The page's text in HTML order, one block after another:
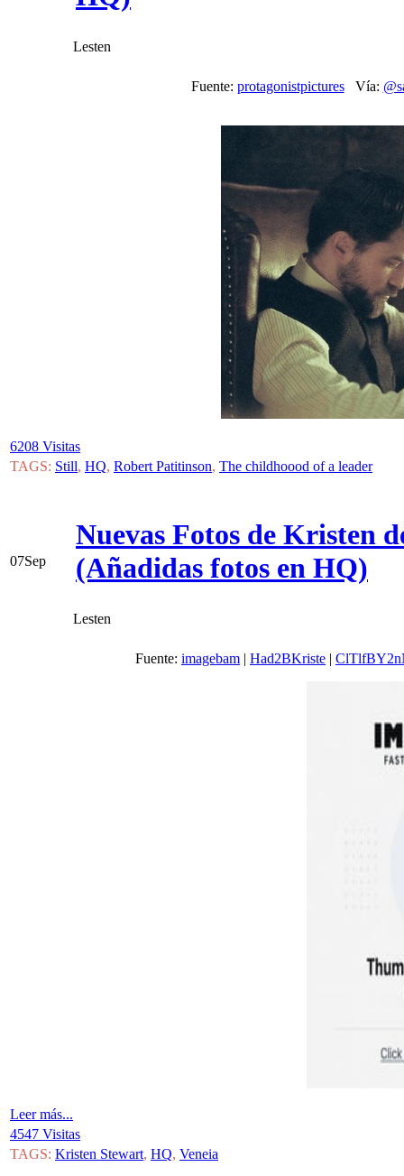
Lesten
Fuente: protagonistpicturesVía:
6208 Visitas
TAGS: Still, HQ, Robert Patitinson, The childhoood of a leader
07Sep
Nuevas Fotos de Kristen
(Añadidas fotos en HQ)
Lesten
Fuente: imagebam | Had2BKriste |
Leer más...
4547 Visitas
TAGS: Kristen Stewart, HQ, Veneia